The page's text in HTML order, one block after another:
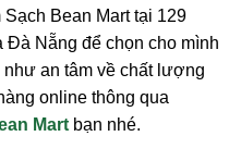
Bean Mart tại 129
Nẵng để chọn cho mình
như an tâm về chất lượng
online thông qua
Mart bạn nhé.